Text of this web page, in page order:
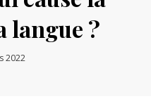
langue ?
2022